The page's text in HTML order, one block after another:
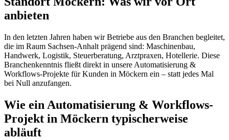
anbieten
In den letzten Jahren haben wir Betriebe aus den Branchen begleitet,
die im Raum Sachsen-Anhalt prägend sind: Maschinenbau,
Handwerk, Logistik, Steuerberatung, Arztpraxen, Hotellerie. Diese
Branchenkenntnis fließt direkt in unsere Automatisierung &
Workflows-Projekte für Kunden in Möckern ein – statt jedes Mal
bei Null anzufangen.
Wie ein Automatisierung & Workflows-
Projekt in Möckern typischerweise
abläuft